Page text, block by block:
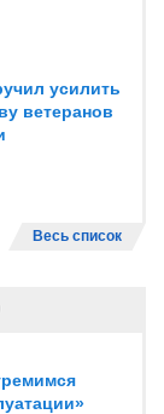
усилить
ветеранов
Весь список